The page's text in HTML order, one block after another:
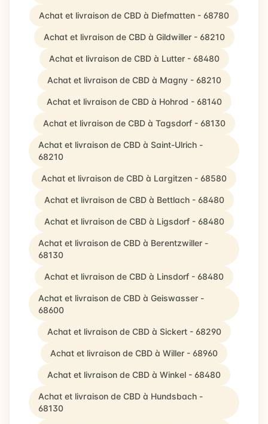
Achat et livraison de CBD à Diefmatten - 68780
Achat et livraison de CBD à Gildwiller - 68210
Achat et livraison de CBD à Lutter - 68480
Achat et livraison de CBD à Magny - 68210
Achat et livraison de CBD à Hohrod - 68140
Achat et livraison de CBD à Tagsdorf - 68130
Achat et livraison de CBD à Saint-Ulrich -
68210
Achat et livraison de CBD à Largitzen - 68580
Achat et livraison de CBD à Bettlach - 68480
Achat et livraison de CBD à Ligsdorf - 68480
Achat et livraison de CBD à Berentzwiller -
68130
Achat et livraison de CBD à Linsdorf - 68480
Achat et livraison de CBD à Geiswasser -
68600
Achat et livraison de CBD à Sickert - 68290
Achat et livraison de CBD à Willer - 68960
Achat et livraison de CBD à Winkel - 68480
Achat et livraison de CBD à Hundsbach -
68130